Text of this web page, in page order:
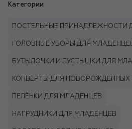
Категории
ПОСТЕЛЬНЫЕ ПРИНАДЛЕЖНОСТИ
ГОЛОВНЫЕ УБОРЫ ДЛЯ
БУТЫЛОЧКИ И ПУСТЫШКИ ДЛЯ
КОНВЕРТЫ ДЛЯ НОВОРОЖДЕННЫХ
ПЕЛЁНКИ ДЛЯ МЛАДЕНЦЕВ
НАГРУДНИКИ ДЛЯ МЛАДЕНЦЕВ